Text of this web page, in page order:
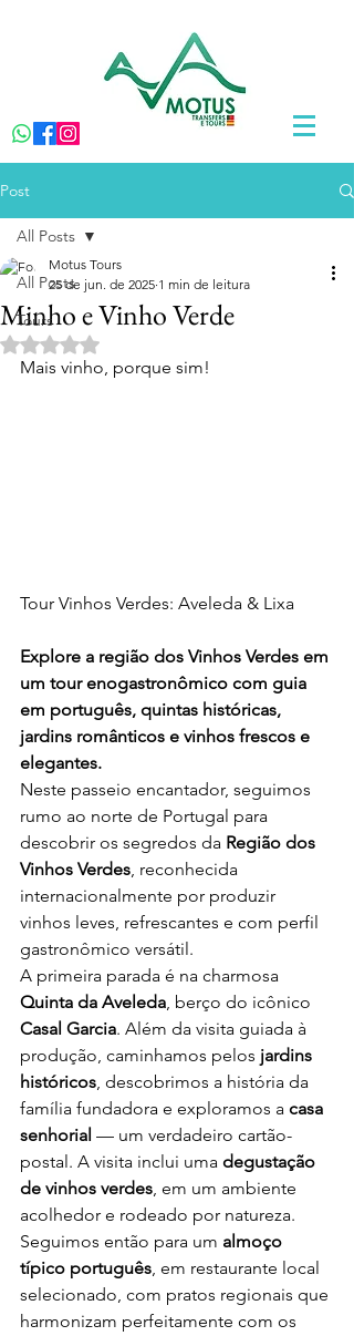
Post
All Posts
Tours
All Posts
Minho e Vinho Verde
Motus Tours
25 de jun. de 2025 1 min de leitura
Avaliado com NaN de 5 estrelas.
Mais vinho, porque sim!
Tour Vinhos Verdes: Aveleda & Lixa
Explore a região dos Vinhos Verdes em
um tour enogastronômico com guia
em português, quintas históricas,
jardins românticos e vinhos frescos e
elegantes.
Neste passeio encantador, seguimos
rumo ao norte de Portugal para
descobrir os segredos da Região dos
Vinhos Verdes, reconhecida
internacionalmente por produzir
vinhos leves, refrescantes e com perfil
gastronômico versátil.
A primeira parada é na charmosa
Quinta da Aveleda, berço do icônico
Casal Garcia. Além da visita guiada à
produção, caminhamos pelos jardins
históricos, descobrimos a história da
família fundadora e exploramos a casa
senhorial — um verdadeiro cartão-
postal. A visita inclui uma degustação
de vinhos verdes, em um ambiente
acolhedor e rodeado por natureza.
Seguimos então para um almoço
típico português, em restaurante local
selecionado, com pratos regionais que
harmonizam perfeitamente com os